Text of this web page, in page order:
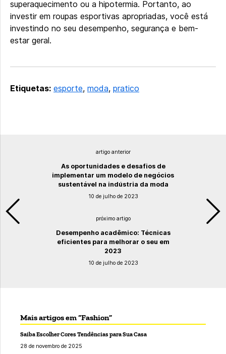
superaquecimento ou a hipotermia. Portanto, ao
investir em roupas esportivas apropriadas, você está
investindo no seu desempenho, segurança e bem-
estar geral.
Etiquetas: esporte, moda, pratico
artigo anterior
As oportunidades e desafios de
implementar um modelo de negócios
sustentável na indústria da moda
10 de julho de 2023
próximo artigo
Desempenho acadêmico: Técnicas
eficientes para melhorar o seu em
2023
10 de julho de 2023
Mais artigos em “Fashion”
Saiba Escolher Cores Tendências para Sua Casa
28 de novembro de 2025